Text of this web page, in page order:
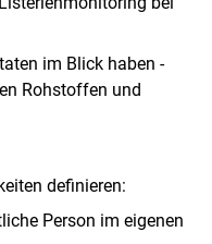
im Blick haben -
Rohstoffen und
definieren:
Person im eigenen